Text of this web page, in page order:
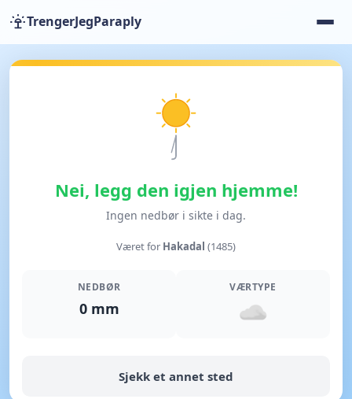
TrengerJegParaply
Nei, legg den igjen hjemme!
Ingen nedbør i sikte i dag.
Været for Hakadal (1485)
NEDBØR
0 mm
VÆRTYPE
Sjekk et annet sted